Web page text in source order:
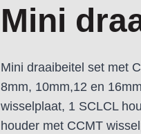
Mini
Mini draaibeitel set met
8mm, 10mm,12 en
wisselplaat, 1 SCLCL
houder met CCMT